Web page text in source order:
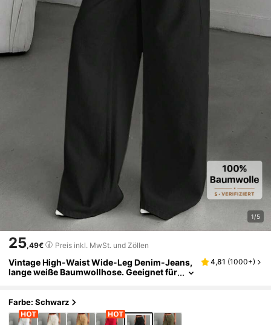
1/5
25,49€ Preis inkl. MwSt. und Zöllen
Vintage High-Waist Wide-Leg Denim-Jeans,
lange weiße Baumwollhose. Geeignet für
4,81 (1000+)
Farbe: Schwarz